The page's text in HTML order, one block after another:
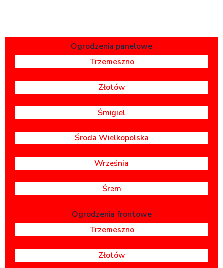
Ogrodzenia panelowe
Trzemeszno
Złotów
Śmigiel
Środa Wielkopolska
Września
Śrem
Ogrodzenia frontowe
Trzemeszno
Złotów